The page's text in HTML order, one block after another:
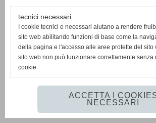
tecnici necessari
I cookie tecnici e necessari aiutano a rendere
sito web abilitando funzioni di base come la
della pagina e l'accesso alle aree protette del sito
sito web non può funzionare correttamente senza
cookie.
ACCETTA I
NECESSARI